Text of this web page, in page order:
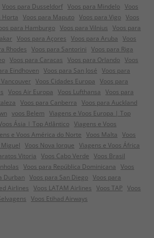
Voos para Dusseldorf Voos para Mindelo Voos
Horta Voos para Maputo Voos para Vigo Voos
para Hamburgo Voos para Vilnius Voos para
Voos para Açores Voos para Aruba Voos
Rhodes Voos para Santorini Voos para Riga
Voos para Caracas Voos para Orlando Voos
Eindhoven Voos para San José Voos para
Voos Cidades Europa Voos para
Voos Air Europa Voos Lufthansa Voos para
Voos para Canberra Voos para Auckland
voos Belem Viagens e Voos Europa | Top
Ásia | Top Atlântico Viagens e Voos
e Voos América do Norte Voos Malta Voos
Miguel Voos Nova Iorque Viagens e Voos África
Vitoria Voos Cabo Verde Voos Brasil
Voos para República Dominicana Voos
Durban Voos para San Diego Voos para
Airlines Voos LATAM Airlines Voos TAP Voos
Voos Etihad Airways